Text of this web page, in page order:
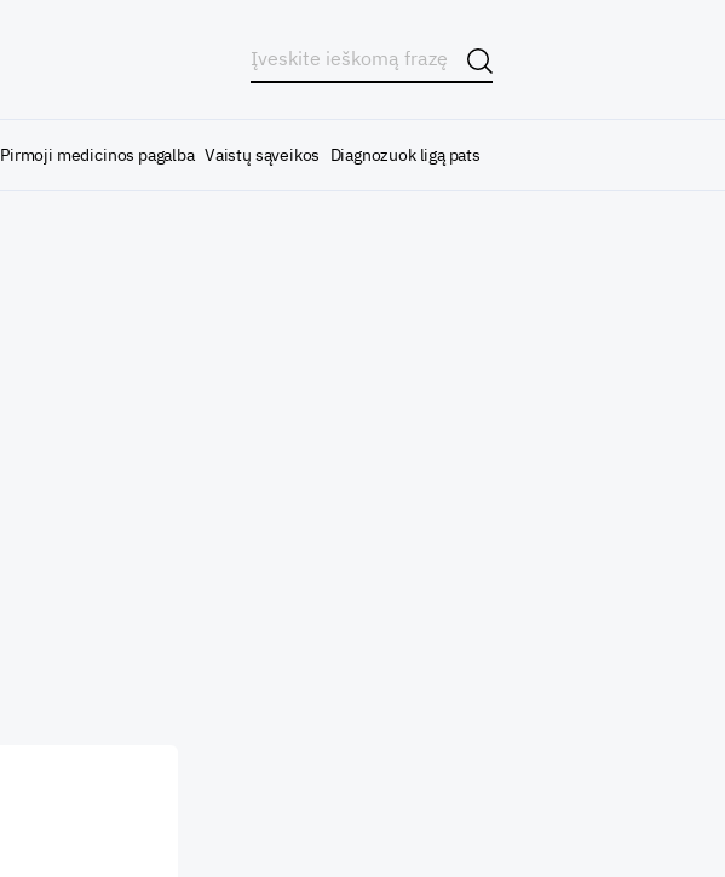
Pirmoji medicinos pagalba Vaistų sąveikos Diagnozuok ligą pats